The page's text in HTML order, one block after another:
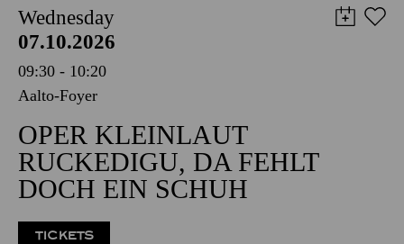
Wednesday
07.10.2026
09:30 - 10:20
Aalto-Foyer
OPER KLEINLAUT
RUCKEDIGU, DA FEHLT
DOCH EIN SCHUH
TICKETS